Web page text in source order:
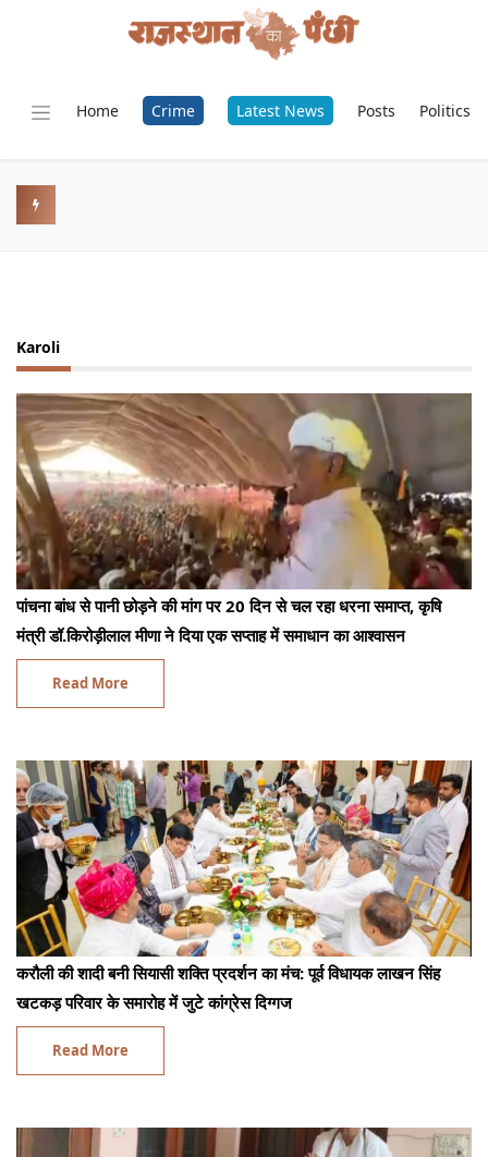
Home Crime Latest News Posts Politics
Karoli
पांचना बांध से पानी छोड़ने की मांग पर 20 दिन से चल रहा धरना समाप्त, कृषि
मंत्री डॉ.किरोड़ीलाल मीणा ने दिया एक सप्ताह में समाधान का आश्वासन
Read More
करौली की शादी बनी सियासी शक्ति प्रदर्शन का मंच: पूर्व विधायक लाखन सिंह
खटकड़ परिवार के समारोह में जुटे कांग्रेस दिग्गज
Read More